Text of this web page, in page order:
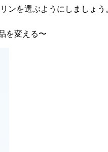
ンを選ぶようにしましょ
を変える〜